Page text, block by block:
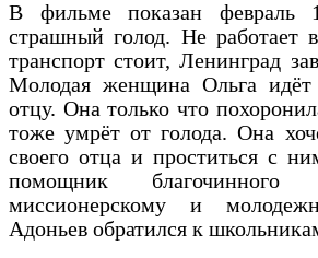
В фильме показан февраль
страшный голод. Не работает
транспорт стоит, Ленинград
Молодая женщина Ольга идёт
отцу. Она только что
тоже умрёт от голода. Она
своего отца и проститься с
помощник
миссионерскому и
Адоньев обратился к